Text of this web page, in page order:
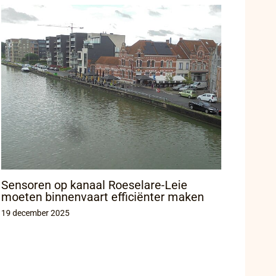
Sensoren op kanaal Roeselare-Leie
moeten binnenvaart efficiënter maken
19 december 2025